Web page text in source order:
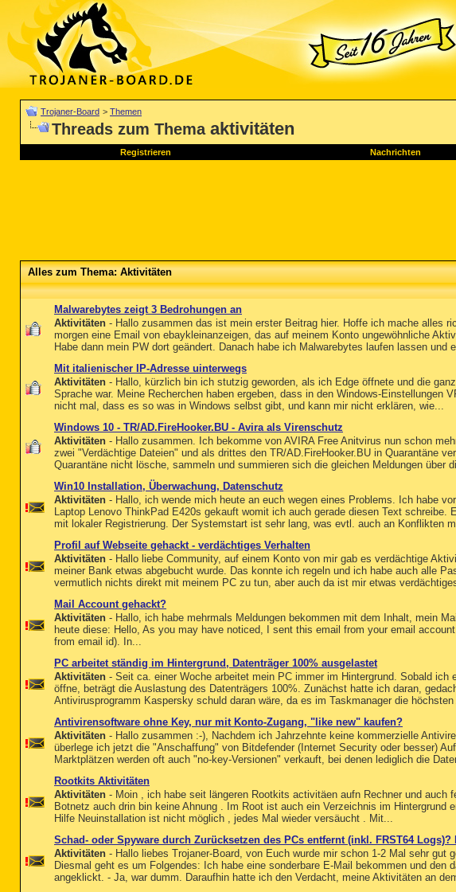
Trojaner-Board > Themen
Threads zum Thema aktivitäten
Registrieren Nachrichten
Alles zum Thema: Aktivitäten
Malwarebytes zeigt 3 Bedrohungen an
Aktivitäten - Hallo zusammen das ist mein erster Beitrag hier. Hoffe ich mache alles
morgen eine Email von ebaykleinanzeigen, das auf meinem Konto ungewöhnliche
Habe dann mein PW dort geändert. Danach habe ich Malwarebytes laufen lassen und
Mit italienischer IP-Adresse uinterwegs
Aktivitäten - Hallo, kürzlich bin ich stutzig geworden, als ich Edge öffnete und die
Sprache war. Meine Recherchen haben ergeben, dass in den Windows-Einstellungen
nicht mal, dass es so was in Windows selbst gibt, und kann mir nicht erklären, wie...
Windows 10 - TR/AD.FireHooker.BU - Avira als Virenschutz
Aktivitäten - Hallo zusammen. Ich bekomme von AVIRA Free Anitvirus nun schon
zwei "Verdächtige Dateien" und als drittes den TR/AD.FireHooker.BU in Quarantäne
Quarantäne nicht lösche, sammeln und summieren sich die gleichen Meldungen über
Win10 Installation, Überwachung, Datenschutz
Aktivitäten - Hallo, ich wende mich heute an euch wegen eines Problems. Ich habe
Laptop Lenovo ThinkPad E420s gekauft womit ich auch gerade diesen Text schreibe.
mit lokaler Registrierung. Der Systemstart ist sehr lang, was evtl. auch an Konflikten
Profil auf Webseite gehackt - verdächtiges Verhalten
Aktivitäten - Hallo liebe Community, auf einem Konto von mir gab es verdächtige
meiner Bank etwas abgebucht wurde. Das konnte ich regeln und ich habe auch alle
vermutlich nichts direkt mit meinem PC zu tun, aber auch da ist mir etwas
Mail Account gehackt?
Aktivitäten - Hallo, ich habe mehrmals Meldungen bekommen mit dem Inhalt, mein
heute diese: H​el​lo​, A​s ​yo​u ​ma​y ​ha​ve​ n​ot​ic​ed​, ​I ​se​nt​ t​hi​s ​em​ai​l ​fr​om​ y​ou​r ​em​ai​l
​fr​om​ e​ma​il​ i​d)​. ​In​...
PC arbeitet ständig im Hintergrund, Datenträger 100% ausgelastet
Aktivitäten - Seit ca. einer Woche arbeitet mein PC immer im Hintergrund. Sobald ich
öffne, beträgt die Auslastung des Datenträgers 100%. Zunächst hatte ich daran,
Antivirusprogramm Kaspersky schuld daran wäre, da es im Taskmanager die
Antivirensoftware ohne Key, nur mit Konto-Zugang, "like new" kaufen?
Aktivitäten - Hallo zusammen :-), Nachdem ich Jahrzehnte keine kommerzielle
überlege ich jetzt die "Anschaffung" von Bitdefender (Internet Security oder besser)
Marktplätzen werden oft auch "no-key-Versionen" verkauft, bei denen lediglich die
Rootkits Aktivitäten
Aktivitäten - Moin , ich habe seit längeren Rootkits activitäen aufn Rechner und auch
Botnetz auch drin bin keine Ahnung . Im Root ist auch ein Verzeichnis im Hintergrund
Hilfe Neuinstallation ist nicht möglich , jedes Mal wieder versäucht . Mit...
Schad- oder Spyware durch Zurücksetzen des PCs entfernt (inkl. FRST64
Aktivitäten - Hallo liebes Trojaner-Board, von Euch wurde mir schon 1-2 Mal sehr gut
Diesmal geht es um Folgendes: Ich habe eine sonderbare E-Mail bekommen und den
angeklickt. - Ja, war dumm. Daraufhin hatte ich den Verdacht, meine Aktivitäten an